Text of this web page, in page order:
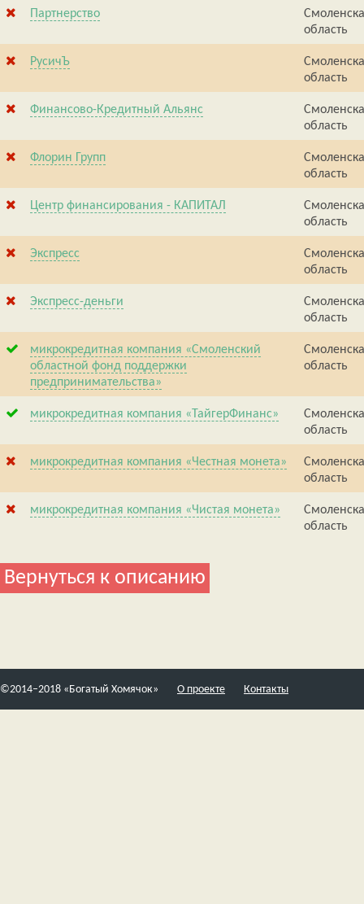
Партнерство
область
РусичЪ
область
Финансово-Кредитный Альянс
область
Флорин Групп
область
Центр финансирования - КАПИТАЛ
область
Экспресс
область
Экспресс-деньги
область
микрокредитная компания «Смоленский
областной фонд поддержки
предпринимательства»
область
микрокредитная компания «ТайгерФинанс»
область
микрокредитная компания «Честная монета»
область
микрокредитная компания «Чистая монета»
область
Вернуться к описанию
©2014–2018 «Богатый Хомячок» О проекте Контакты